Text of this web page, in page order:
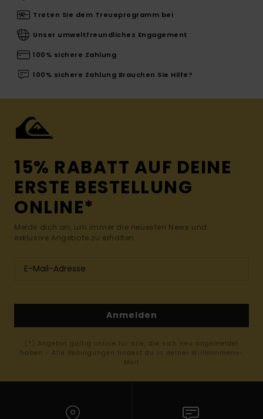
Treten Sie dem Treueprogramm bei
Unser umweltfreundliches Engagement
100% sichere Zahlung
100% sichere Zahlung Brauchen Sie Hilfe?
15% RABATT AUF DEINE
ERSTE BESTELLUNG
ONLINE*
Melde dich an, um immer die neuesten News und
exklusive Angebote zu erhalten.
Anmelden
(*) Angebot gültig online für alle, die sich neu angemeldet
haben - Alle Bedingungen findest du in deiner Willkommens-
Mail